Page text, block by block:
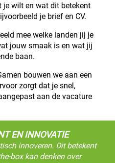
je wilt en wat dit betekent
je brief en CV.
mee welke landen jij je
jouw smaak is en wat jij
baan.
bouwen we aan een
zorgt dat je snel,
aan de vacature
EN INNOVATIE
innoveren. Dit betekent
box kan denken over